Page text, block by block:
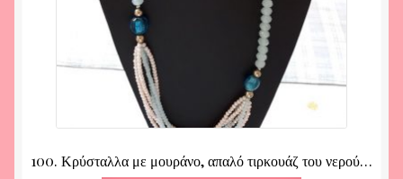
100. Κρύσταλλα με μουράνο, απαλό τιρκουάζ του νερού…